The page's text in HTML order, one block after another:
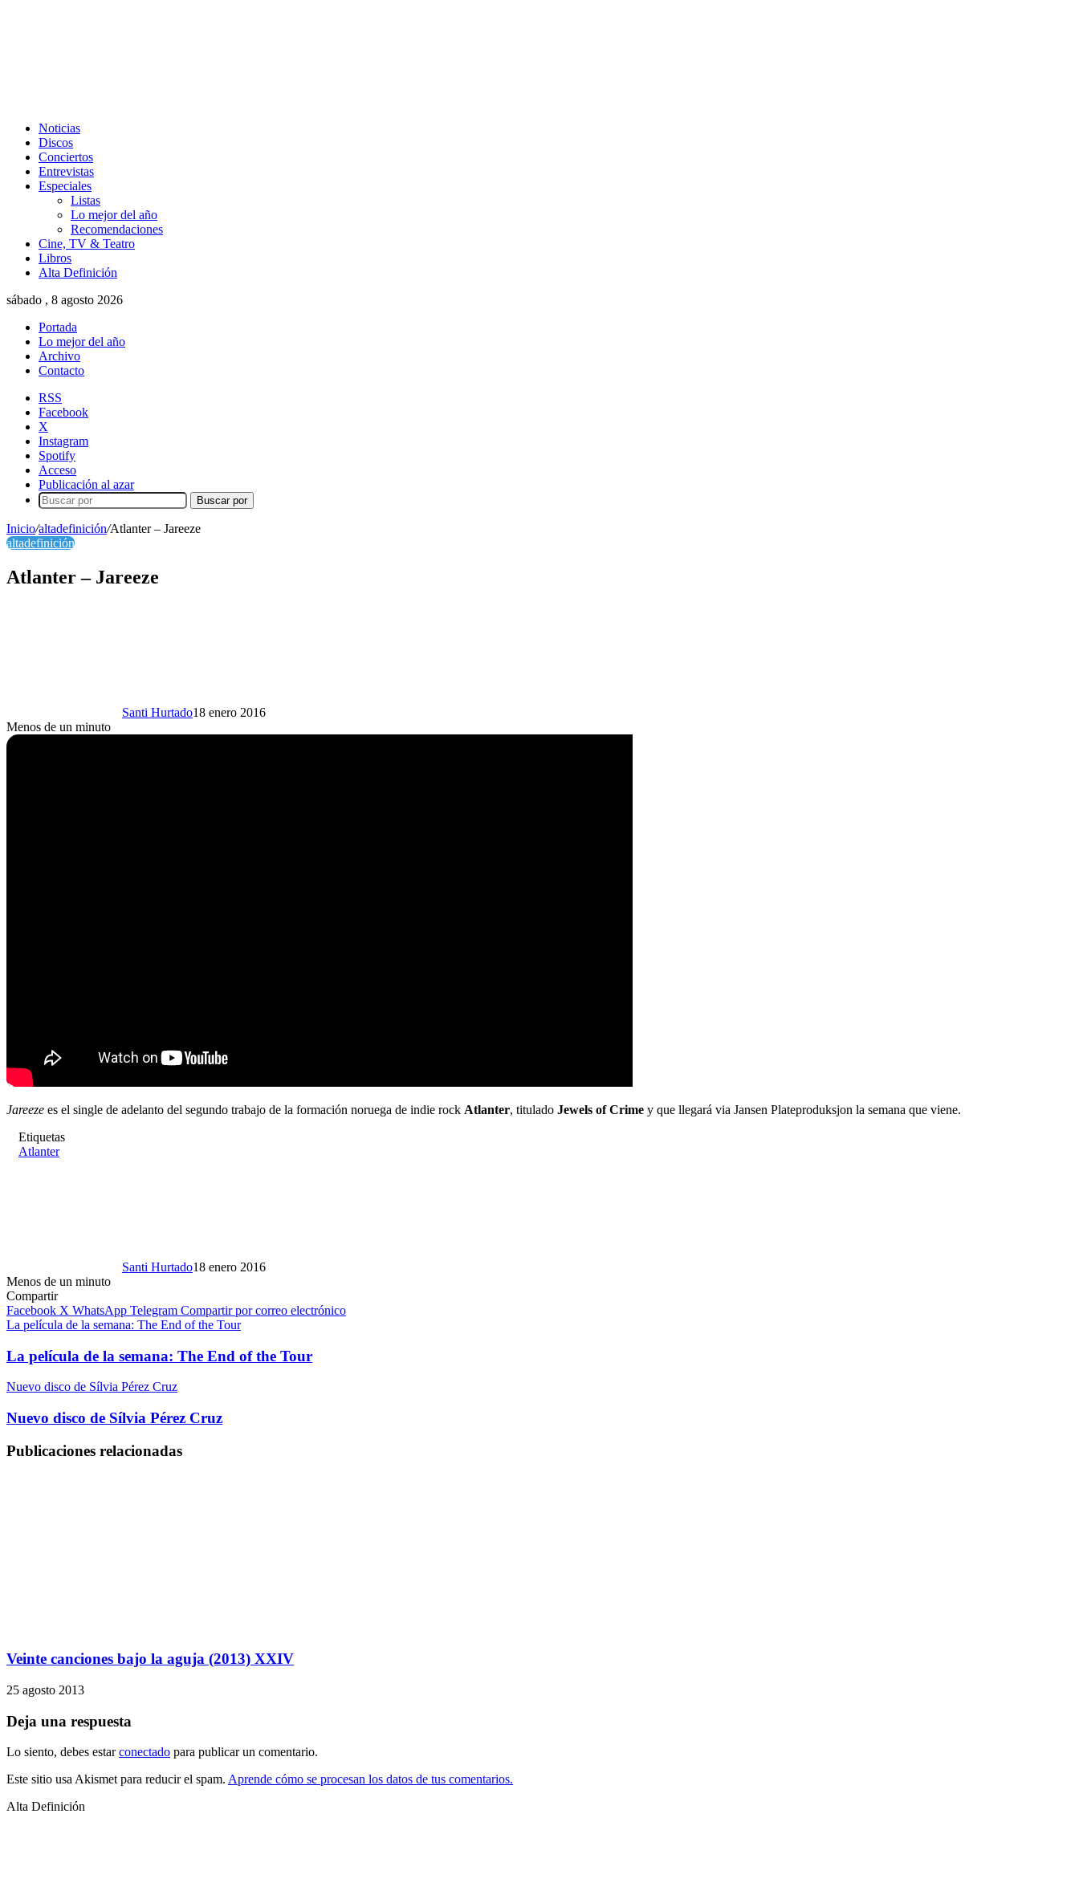
Noticias
Discos
Conciertos
Entrevistas
Especiales
Listas
Lo mejor del año
Recomendaciones
Cine, TV & Teatro
Libros
Alta Definición
sábado , 8 agosto 2026
Portada
Lo mejor del año
Archivo
Contacto
RSS
Facebook
X
Instagram
Spotify
Acceso
Publicación al azar
Buscar por
Inicio/altadefinición/Atlanter – Jareeze
altadefinición
Atlanter – Jareeze
Santi Hurtado18 enero 2016
Menos de un minuto
Jareeze es el single de adelanto del segundo trabajo de la formación noruega de indie rock Atlanter, titulado Jewels of Crime y que llegará via Jansen Plateproduksjon la semana que viene.
Etiquetas
Atlanter
Santi Hurtado18 enero 2016
Menos de un minuto
Compartir
Facebook X WhatsApp Telegram Compartir por correo electrónico
La película de la semana: The End of the Tour
La película de la semana: The End of the Tour
Nuevo disco de Sílvia Pérez Cruz
Nuevo disco de Sílvia Pérez Cruz
Publicaciones relacionadas
Veinte canciones bajo la aguja (2013) XXIV
25 agosto 2013
Deja una respuesta
Lo siento, debes estarconectado para publicar un comentario.
Este sitio usa Akismet para reducir el spam. Aprende cómo se procesan los datos de tus comentarios.
Alta Definición